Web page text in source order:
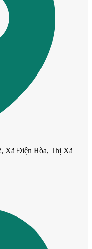
Xã Điện Hòa, Thị Xã